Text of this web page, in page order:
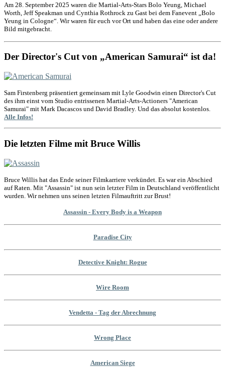
Am 28. September 2025 waren die Martial-Arts-Stars Bolo Yeung, Michael
Worth, Jeff Speakman und Cynthia Rothrock zu Gast bei dem Fanevent „Bolo
Yeung in Cologne“. Wir waren für euch vor Ort und haben das eine oder andere
Bild mitgebracht.
Der Director's Cut von „American Samurai“ ist da!
Sam Firstenberg präsentiert gemeinsam mit Lyle Goodwin einen Director's Cut
des ihm einst vom Studio entrissenen Martial-Arts-Actioners "American
Samurai" mit Mark Dacascos und David Bradley. Und das absolut kostenlos.
Alle Infos!
Die letzten Filme mit Bruce Willis
Bruce Willis hat das Ende seiner Filmkarriere verkündet. Es war ein Abschied
auf Raten. Mit "Assassin" ist nun sein letzter Film in Deutschland veröffentlicht
wurden. Wir nehmen uns seinen letzten Filmauftritt zur Brust!
Assassin - Every Body is a Weapon
Paradise City
Detective Knight: Rogue
Wire Room
Vendetta - Tag der Abrechnung
Wrong Place
American Siege